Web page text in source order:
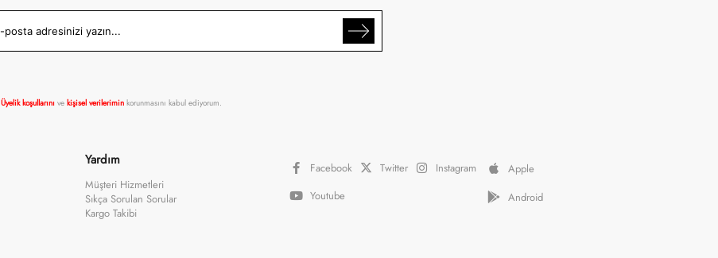
Üyelik koşullarını ve kişisel verilerimin korunmasını kabul ediyorum.
Yardım
Müşteri Hizmetleri
Sıkça Sorulan Sorular
Kargo Takibi
Facebook Twitter
Instagram
Youtube
Apple
Android